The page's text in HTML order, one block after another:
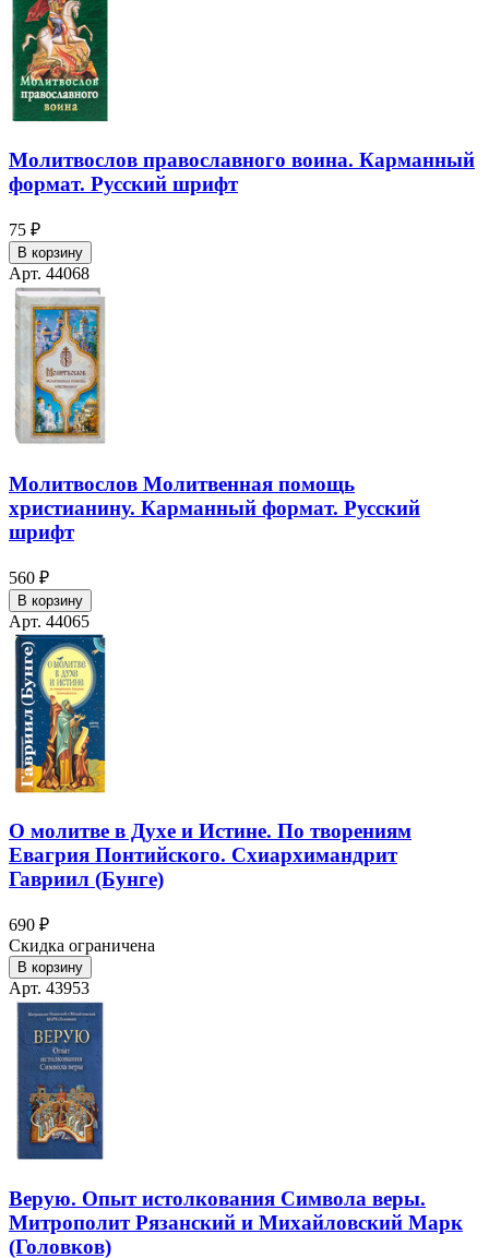
Молитвослов православного воина. Карманный
формат. Русский шрифт
75 ₽
В корзину
Арт. 44068
Молитвослов Молитвенная помощь
христианину. Карманный формат. Русский
шрифт
560 ₽
В корзину
Арт. 44065
О молитве в Духе и Истине. По творениям
Евагрия Понтийского. Схиархимандрит
Гавриил (Бунге)
690 ₽
Скидка ограничена
В корзину
Арт. 43953
Верую. Опыт истолкования Символа веры.
Митрополит Рязанский и Михайловский Марк
(Головков)